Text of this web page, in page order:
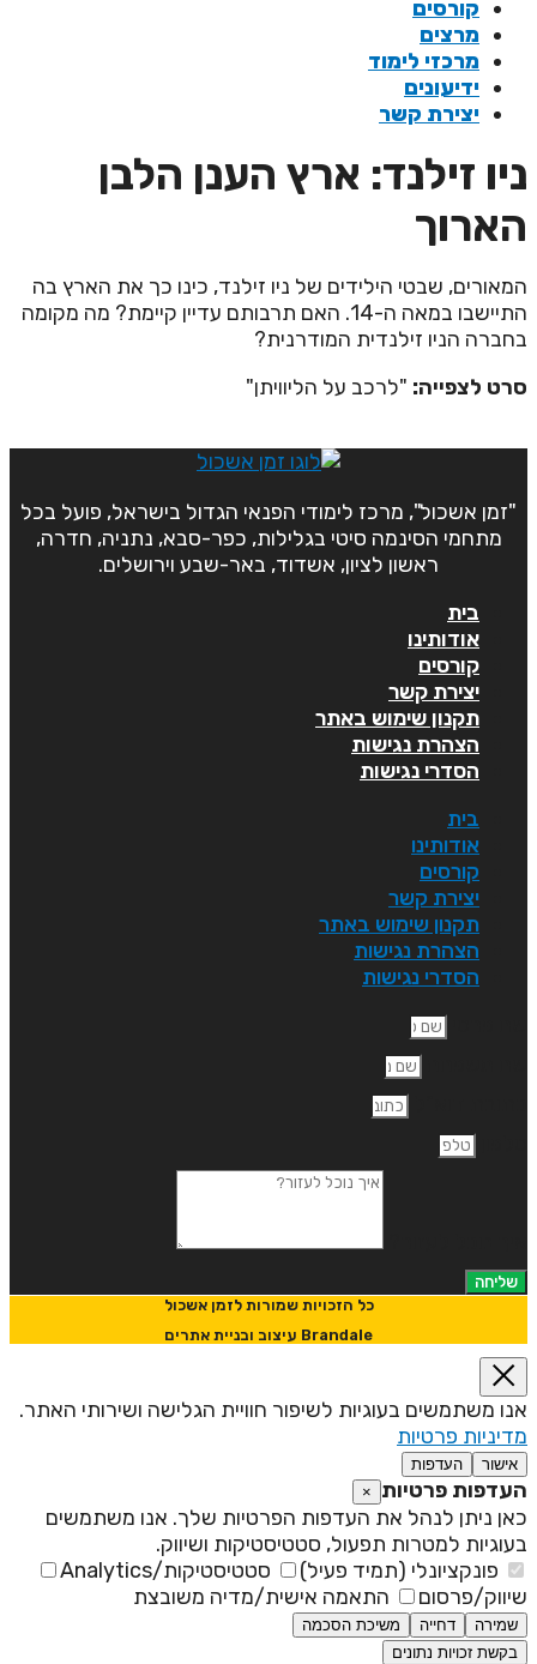
קורסים
מרצים
מרכזי לימוד
ידיעונים
יצירת קשר
זילנד: ארץ הענן הלבן
שבטי הילידים של ניו זילנד, כינו כך את הארץ בה
התיישבו במאה ה-14. האם תרבותם עדיין קיימת? מה מקומה
הניו זילנדית המודרנית?
לצפייה:"לרכב על הליוויתן"
"זמן אשכול", מרכז לימודי הפנאי הגדול בישראל, פועל בכל
מתחמי הסינמה סיטי בגלילות, כפר-סבא, נתניה, חדרה,
ראשון לציון, אשדוד, באר-שבע וירושלים.
בית
אודותינו
קורסים
יצירת קשר
תקנון שימוש באתר
הצהרת נגישות
הסדרי נגישות
בית
אודותינו
קורסים
יצירת קשר
תקנון שימוש באתר
הצהרת נגישות
הסדרי נגישות
שליחה
כל הזכויות שמורות לזמן אשכול
Brandale עיצוב ובניית אתרים
משתמשים בעוגיות לשיפור חוויית הגלישה ושירותי האתר.
פרטיות
אישור העדפות
פרטיות ×
ניתן לנהל את העדפות הפרטיות שלך. אנו משתמשים
למטרות תפעול, סטטיסטיקות ושיווק.
פונקציונלי (תמיד פעיל)
סטטיסטיקות/Analytics
פרסום
התאמה אישית/מדיה משובצת
שמירה דחייה
משיכת הסכמה
בקשת זכויות נתונים